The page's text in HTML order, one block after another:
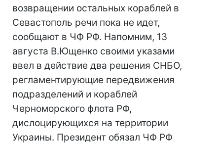
возвращении остальных кораблей в
Севастополь речи пока не идет,
сообщают в ЧФ РФ. Напомним, 13
августа В.Ющенко своими указами
ввел в действие два решения СНБО,
регламентирующие передвижения
подразделений и кораблей
Черноморского флота РФ,
дислоцирующихся на территории
Украины. Президент обязал ЧФ РФ